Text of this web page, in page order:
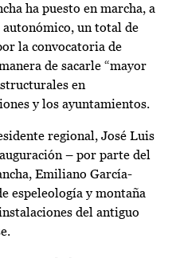
ha puesto en marcha, a
un total de
la convocatoria de
de sacarle “mayor
en
y los ayuntamientos.
regional, José Luis
– por parte del
Emiliano García-
espeleología y montaña
del antiguo